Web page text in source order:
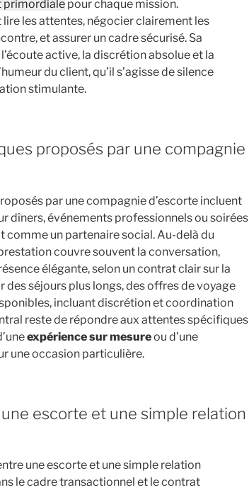
primordiale pour chaque mission.
les attentes, négocier clairement les
et assurer un cadre sécurisé. Sa
active, la discrétion absolue et la
du client, qu’il s’agisse de silence
stimulante.
proposés par une compagnie
par une compagnie d’escorte incluent
dîners, événements professionnels ou soirées
comme un partenaire social. Au-delà du
couvre souvent la conversation,
élégante, selon un contrat clair sur la
des séjours plus longs, des offres de voyage
incluant discrétion et coordination
reste de répondre aux attentes spécifiques
expérience sur mesureou d’une
une occasion particulière.
escorte et une simple relation
une escorte et une simple relation
le cadre transactionnel et le contrat